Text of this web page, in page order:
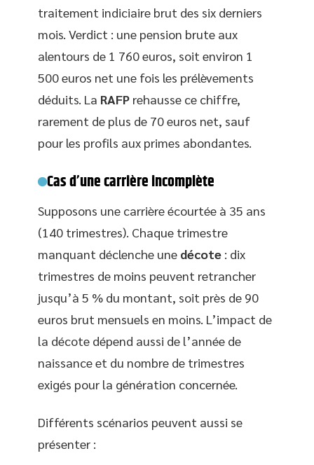
traitement indiciaire brut des six derniers
mois. Verdict : une pension brute aux
alentours de 1 760 euros, soit environ 1
500 euros net une fois les prélèvements
déduits. La RAFP rehausse ce chiffre,
rarement de plus de 70 euros net, sauf
pour les profils aux primes abondantes.
Cas d’une carrière incomplète
Supposons une carrière écourtée à 35 ans
(140 trimestres). Chaque trimestre
manquant déclenche une décote : dix
trimestres de moins peuvent retrancher
jusqu’à 5 % du montant, soit près de 90
euros brut mensuels en moins. L’impact de
la décote dépend aussi de l’année de
naissance et du nombre de trimestres
exigés pour la génération concernée.
Différents scénarios peuvent aussi se
présenter :